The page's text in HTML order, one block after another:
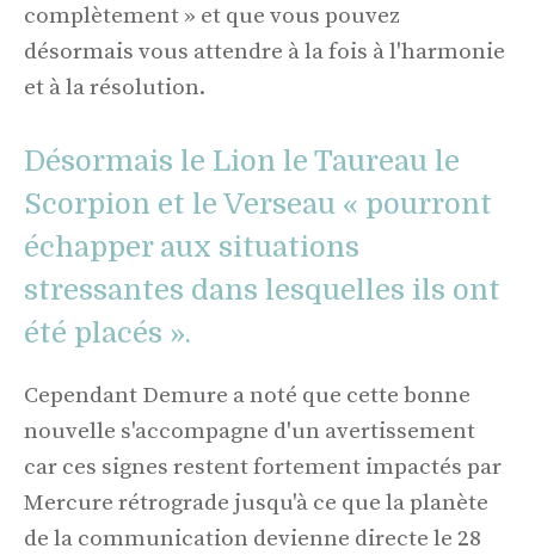
complètement » et que vous pouvez
désormais vous attendre à la fois à l'harmonie
et à la résolution.
Désormais le Lion le Taureau le
Scorpion et le Verseau « pourront
échapper aux situations
stressantes dans lesquelles ils ont
été placés ».
Cependant Demure a noté que cette bonne
nouvelle s'accompagne d'un avertissement
car ces signes restent fortement impactés par
Mercure rétrograde jusqu'à ce que la planète
de la communication devienne directe le 28